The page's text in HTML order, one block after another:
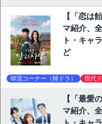
【「恋は
マ紹介、
ト・キャ
ど
韓流コーナー（韓ドラ） 現代
【「最愛
マ紹介、